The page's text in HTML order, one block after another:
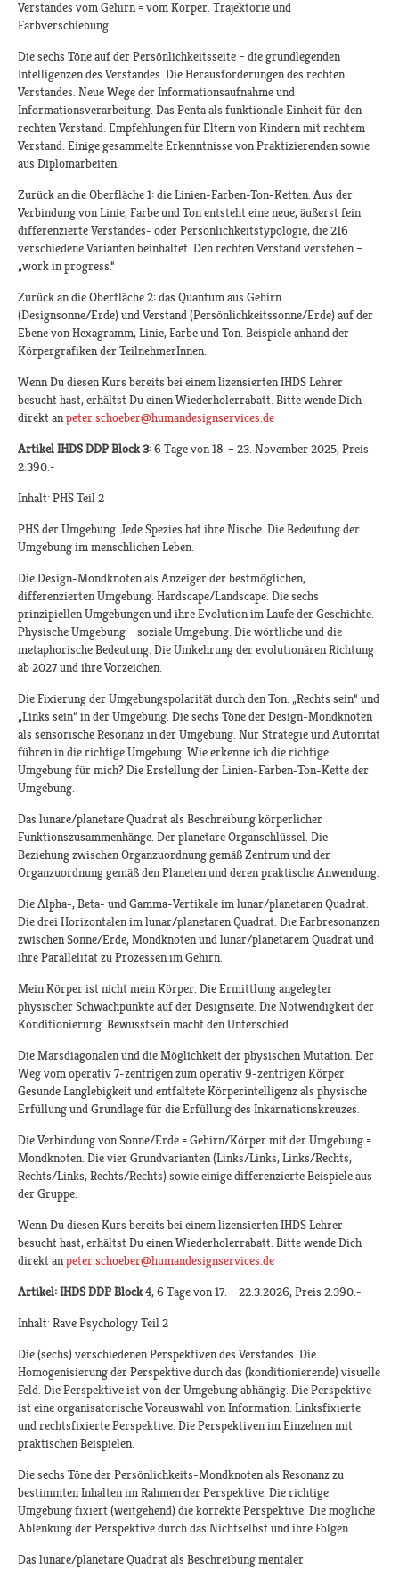
Verstandes vom Gehirn = vom Körper. Trajektorie und
Farbverschiebung.
Die sechs Töne auf der Persönlichkeitsseite – die grundlegenden
Intelligenzen des Verstandes. Die Herausforderungen des rechten
Verstandes. Neue Wege der Informationsaufnahme und
Informationsverarbeitung. Das Penta als funktionale Einheit für den
rechten Verstand. Empfehlungen für Eltern von Kindern mit rechtem
Verstand. Einige gesammelte Erkenntnisse von Praktizierenden sowie
aus Diplomarbeiten.
Zurück an die Oberfläche 1: die Linien-Farben-Ton-Ketten. Aus der
Verbindung von Linie, Farbe und Ton entsteht eine neue, äußerst fein
differenzierte Verstandes- oder Persönlichkeitstypologie, die 216
verschiedene Varianten beinhaltet. Den rechten Verstand verstehen –
„work in progress.“
Zurück an die Oberfläche 2: das Quantum aus Gehirn
(Designsonne/Erde) und Verstand (Persönlichkeitssonne/Erde) auf der
Ebene von Hexagramm, Linie, Farbe und Ton. Beispiele anhand der
Körpergrafiken der TeilnehmerInnen.
Wenn Du diesen Kurs bereits bei einem lizensierten IHDS Lehrer
besucht hast, erhältst Du einen Wiederholerrabatt. Bitte wende Dich
direkt anpeter.schoeber@humandesignservices.de
Artikel IHDS DDP Block 3: 6 Tage von 18. – 23. November 2025, Preis
2.390.-
Inhalt: PHS Teil 2
PHS der Umgebung. Jede Spezies hat ihre Nische. Die Bedeutung der
Umgebung im menschlichen Leben.
Die Design-Mondknoten als Anzeiger der bestmöglichen,
differenzierten Umgebung. Hardscape/Landscape. Die sechs
prinzipiellen Umgebungen und ihre Evolution im Laufe der Geschichte.
Physische Umgebung – soziale Umgebung. Die wörtliche und die
metaphorische Bedeutung. Die Umkehrung der evolutionären Richtung
ab 2027 und ihre Vorzeichen.
Die Fixierung der Umgebungspolarität durch den Ton. „Rechts sein“ und
„Links sein“ in der Umgebung. Die sechs Töne der Design-Mondknoten
als sensorische Resonanz in der Umgebung. Nur Strategie und Autorität
führen in die richtige Umgebung. Wie erkenne ich die richtige
Umgebung für mich? Die Erstellung der Linien-Farben-Ton-Kette der
Umgebung.
Das lunare/planetare Quadrat als Beschreibung körperlicher
Funktionszusammenhänge. Der planetare Organschlüssel. Die
Beziehung zwischen Organzuordnung gemäß Zentrum und der
Organzuordnung gemäß den Planeten und deren praktische Anwendung.
Die Alpha-, Beta- und Gamma-Vertikale im lunar/planetaren Quadrat.
Die drei Horizontalen im lunar/planetaren Quadrat. Die Farbresonanzen
zwischen Sonne/Erde, Mondknoten und lunar/planetarem Quadrat und
ihre Parallelität zu Prozessen im Gehirn.
Mein Körper ist nicht mein Körper. Die Ermittlung angelegter
physischer Schwachpunkte auf der Designseite. Die Notwendigkeit der
Konditionierung. Bewusstsein macht den Unterschied.
Die Marsdiagonalen und die Möglichkeit der physischen Mutation. Der
Weg vom operativ 7-zentrigen zum operativ 9-zentrigen Körper.
Gesunde Langlebigkeit und entfaltete Körperintelligenz als physische
Erfüllung und Grundlage für die Erfüllung des Inkarnationskreuzes.
Die Verbindung von Sonne/Erde = Gehirn/Körper mit der Umgebung =
Mondknoten. Die vier Grundvarianten (Links/Links, Links/Rechts,
Rechts/Links, Rechts/Rechts) sowie einige differenzierte Beispiele aus
der Gruppe.
Wenn Du diesen Kurs bereits bei einem lizensierten IHDS Lehrer
besucht hast, erhältst Du einen Wiederholerrabatt. Bitte wende Dich
direkt anpeter.schoeber@humandesignservices.de
Artikel: IHDS DDP Block4, 6 Tage von 17. – 22.3.2026, Preis 2.390.-
Inhalt: Rave Psychology Teil 2
Die (sechs) verschiedenen Perspektiven des Verstandes. Die
Homogenisierung der Perspektive durch das (konditionierende) visuelle
Feld. Die Perspektive ist von der Umgebung abhängig. Die Perspektive
ist eine organisatorische Vorauswahl von Information. Linksfixierte
und rechtsfixierte Perspektive. Die Perspektiven im Einzelnen mit
praktischen Beispielen.
Die sechs Töne der Persönlichkeits-Mondknoten als Resonanz zu
bestimmten Inhalten im Rahmen der Perspektive. Die richtige
Umgebung fixiert (weitgehend) die korrekte Perspektive. Die mögliche
Ablenkung der Perspektive durch das Nichtselbst und ihre Folgen.
Das lunare/planetare Quadrat als Beschreibung mentaler